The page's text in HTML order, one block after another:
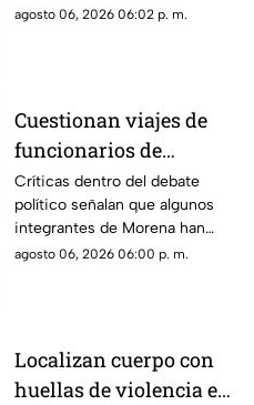
relevante dentro de la
agosto 06, 2026 06:02 p. m.
Cuestionan viajes de
funcionarios de
Morena por presuntos
gastos alejados de la
austeridad
Críticas dentro del debate
político señalan que algunos
integrantes de Morena han
sido señalados por realizar
agosto 06, 2026 06:00 p. m.
Localizan cuerpo con
huellas de violencia en